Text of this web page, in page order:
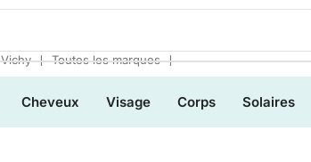
Vichy ❘ Toutes les marques ❘
Cheveux Visage Corps Solaires